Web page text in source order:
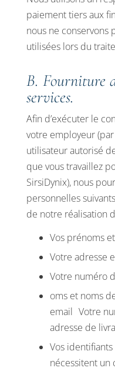
paiement tiers aux
nous ne conservons
utilisées lors du
B. Fourniture
services.
Afin d’exécuter le
votre employeur
utilisateur autorisé
que vous travaillez
SirsiDynix), nous
personnelles
de notre réalisation
Vos prénoms
Votre adresse
Votre numéro
oms et noms
email Votre
adresse de
Vos
nécessitent un